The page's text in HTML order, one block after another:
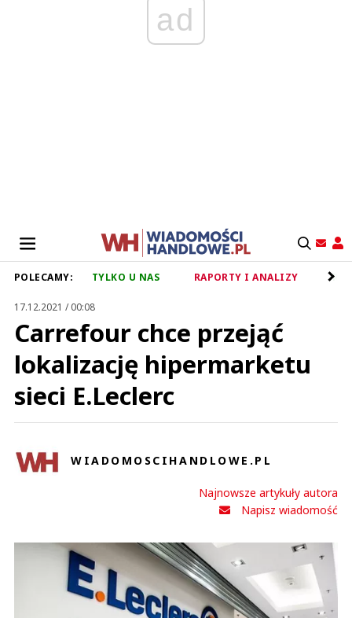
ad
POLECAMY: TYLKO U NAS RAPORTY I ANALIZY
17.12.2021 / 00:08
Carrefour chce przejąć
lokalizację hipermarketu
sieci E.Leclerc
WIADOMOSCIHANDLOWE.PL
Najnowsze artykuły autora
Napisz wiadomość